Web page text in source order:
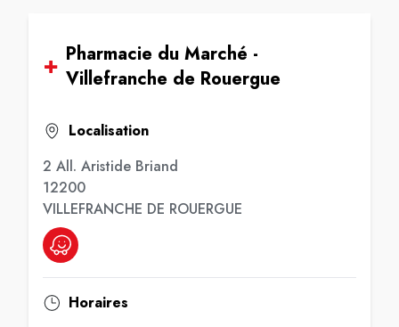
Pharmacie du Marché -
Villefranche de Rouergue
Localisation
2 All. Aristide Briand
12200
VILLEFRANCHE DE ROUERGUE
Horaires